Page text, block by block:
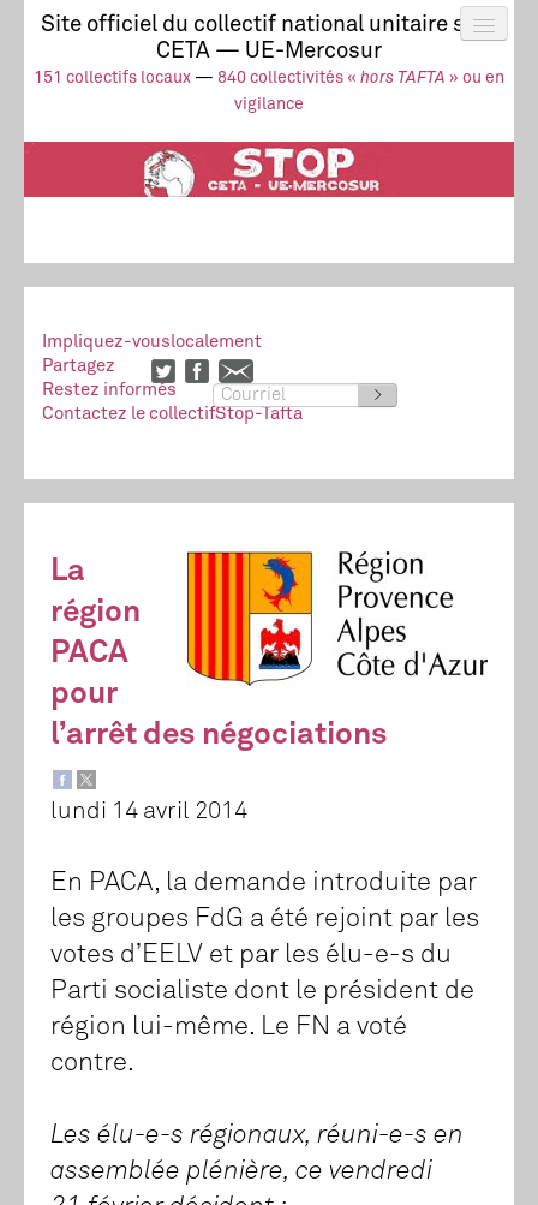
Site officiel du collectif national unitaire stop
CETA — UE-Mercosur
151 collectifs locaux — 840 collectivités « hors TAFTA » ou en
vigilance
Actus
UE-Mercosur
Stop à l’impunité !
TAFTA
CETA
Collectif
Impliquez-vouslocalement
Partagez
Restez informés
>
Contactez le collectifStop-Tafta
La
région
PACA
pour
l’arrêt des négociations
lundi 14 avril 2014
En PACA, la demande introduite par
les groupes FdG a été rejoint par les
votes d’EELV et par les élu-e-s du
Parti socialiste dont le président de
région lui-même. Le FN a voté
contre.
Les élu-e-s régionaux, réuni-e-s en
assemblée plénière, ce vendredi